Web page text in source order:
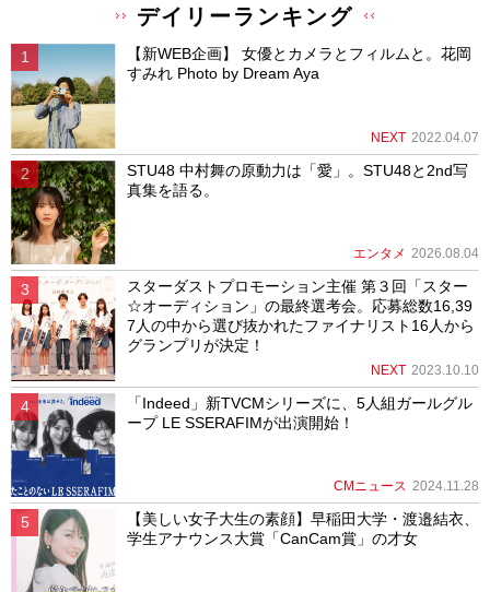
デイリーランキング
【新WEB企画】 女優とカメラとフィルムと。花岡
すみれ Photo by Dream Aya
NEXT 2022.04.07
STU48 中村舞の原動力は「愛」。STU48と2nd写
真集を語る。
エンタメ 2026.08.04
スターダストプロモーション主催 第３回「スター
☆オーディション」の最終選考会。応募総数16,39
7人の中から選び抜かれたファイナリスト16人から
グランプリが決定！
NEXT 2023.10.10
「Indeed」新TVCMシリーズに、5人組ガールグル
ープ LE SSERAFIMが出演開始！
CMニュース 2024.11.28
【美しい女子大生の素顔】早稲田大学・渡邉結衣、
学生アナウンス大賞「CanCam賞」の才女